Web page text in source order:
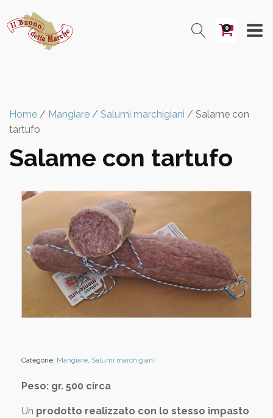
0
Home / Mangiare / Salumi marchigiani / Salame con
tartufo
Salame con tartufo
Categorie: Mangiare Salumi marchigiani
Peso: gr. 500 circa
Un prodotto realizzato con lo stesso impasto